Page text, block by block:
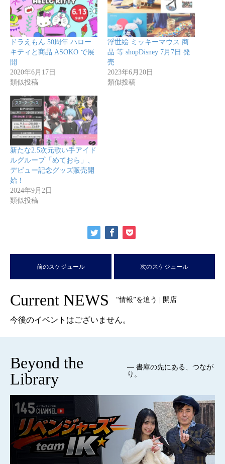
ドラえもん 50周年 ハロー
キティと商品 ASOKO で展
開
2020年6月17日
類似投稿
浮世絵 ミッキーマウス 商
品 等 shopDisney 7月7日 発
売
2023年6月20日
類似投稿
新たな2.5次元歌い手アイド
ルグループ「めておら」、
デビュー記念グッズ販売開
始！
2024年9月2日
類似投稿
前のスケジュール 次のスケジュール
Current NEWS “情報”を追う | 開店
今後のイベントはございません。
Beyond the
Library
— 書庫の先にある、つなが
り。